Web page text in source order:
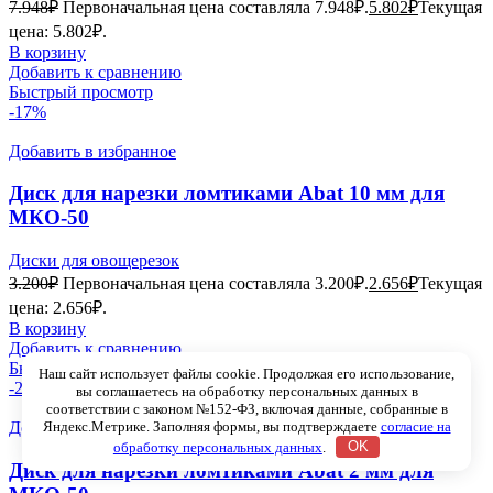
7.948₽ Первоначальная цена составляла 7.948₽.5.802₽Текущая
цена: 5.802₽.
В корзину
Добавить к сравнению
Быстрый просмотр
-17%
Добавить в избранное
Диск для нарезки ломтиками Abat 10 мм для
МКО-50
Диски для овощерезок
3.200₽ Первоначальная цена составляла 3.200₽.2.656₽Текущая
цена: 2.656₽.
В корзину
Добавить к сравнению
Быстрый просмотр
-23%
Добавить в избранное
Диск для нарезки ломтиками Abat 2 мм для
Наш сайт использует файлы cookie. Продолжая его использование,
вы соглашаетесь на обработку персональных данных в
соответствии с законом №152-ФЗ, включая данные, собранные в
Яндекс.Метрике. Заполняя формы, вы подтверждаете согласие на
обработку персональных данных
OK